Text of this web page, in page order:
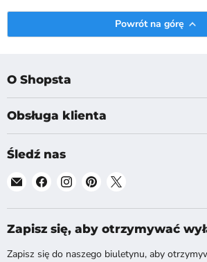
Powrót na górę
O Shopsta
Obsługa klienta
Śledź nas
Znajdź
na
E-
Znajdź
na
Facebook
Znajdź
na
Instagram
Znajdź
na
Pinterest
na
X
Zapisz się, aby otrzymywać
Zapisz się do naszego biuletynu, aby